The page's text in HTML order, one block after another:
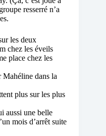
resserré n’a
les deux
chez les éveils
place chez les
Mahéline dans la
plus sur les plus
aussi une belle
mois d’arrêt suite